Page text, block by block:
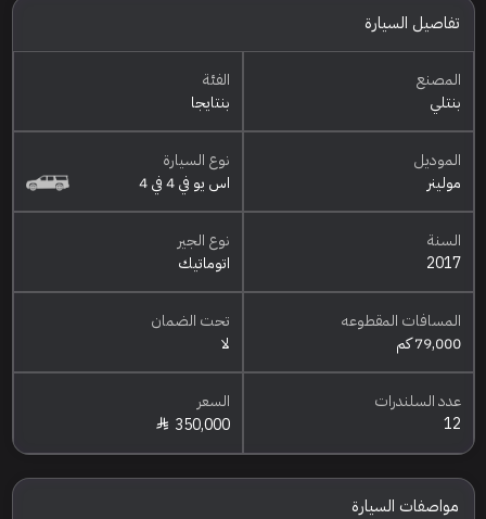
تفاصيل السيارة
المصنع
بنتلي
الفئة
بنتايجا
الموديل
مولينر
نوع السيارة
اس يو في 4 في 4
السنة
2017
نوع الجير
اتوماتيك
المسافات المقطوعه
79,000 كم
تحت الضمان
لا
عدد السلندرات
12
السعر
350,000
مواصفات السيارة